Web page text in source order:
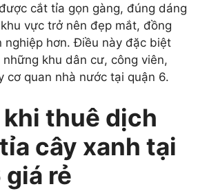
cắt tỉa gọn gàng, đúng dáng
vực trở nên đẹp mắt, đồng
nghiệp hơn. Điều này đặc biệt
khu dân cư, công viên,
cơ quan nhà nước tại quận 6.
thuê dịch
cây xanh tại
giá rẻ